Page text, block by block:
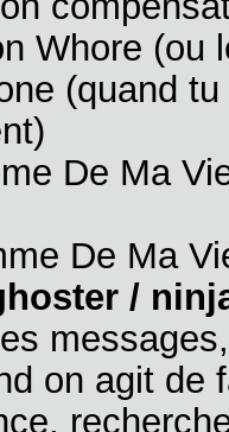
Whore (ou
(quand
De Ma
De Ma
/
on agit de